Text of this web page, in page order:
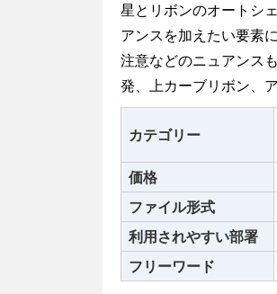
星とリボンのオートシ
アンスを加えたい要素
注意などのニュアンス
発、上カーブリボン、
カテゴリー
価格
ファイル形式
利用されやすい部署
フリーワード